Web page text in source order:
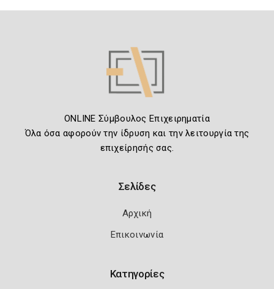
ONLINE Σύμβουλος Επιχειρηματία
Όλα όσα αφορούν την ίδρυση και την λειτουργία της
επιχείρησής σας.
Σελίδες
Αρχική
Επικοινωνία
Κατηγορίες